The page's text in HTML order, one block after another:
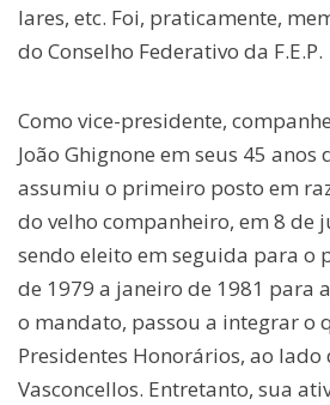
lares, etc. Foi, praticamente,
do Conselho Federativo da F.E.P.
Como vice-presidente,
João Ghignone em seus 45 anos
assumiu o primeiro posto em
do velho companheiro, em 8 de
sendo eleito em seguida para o
de 1979 a janeiro de 1981 para
o mandato, passou a integrar o
Presidentes Honorários, ao lado
Vasconcellos. Entretanto, sua